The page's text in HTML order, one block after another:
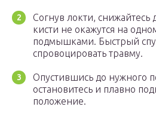
Согнув локти, снижайтесь
кисти не окажутся на
подмышками. Быстрый
спровоцировать травму.
Опустившись до нужного
остановитесь и плавно
положение.